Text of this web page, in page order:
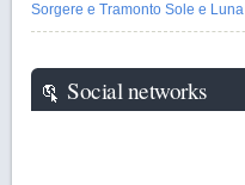
Sorgere e Tramonto Sole e Luna
Social networks